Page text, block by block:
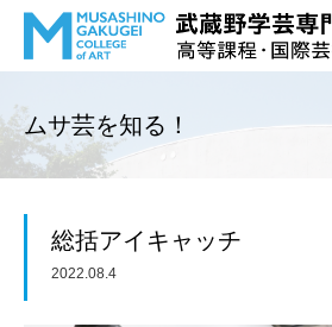
ムサ芸を知る！
総括アイキャッチ
2022.08.4